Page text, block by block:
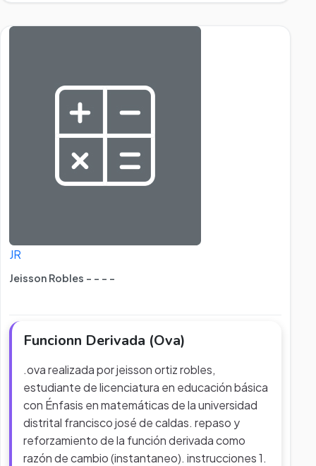
JR
Jeisson Robles - - - -
Funcionn Derivada (Ova)
.ova realizada por jeisson ortiz robles,
estudiante de licenciatura en educación básica
con Énfasis en matemáticas de la universidad
distrital francisco josé de caldas. repaso y
reforzamiento de la función derivada como
razón de cambio (instantaneo). instrucciones 1.